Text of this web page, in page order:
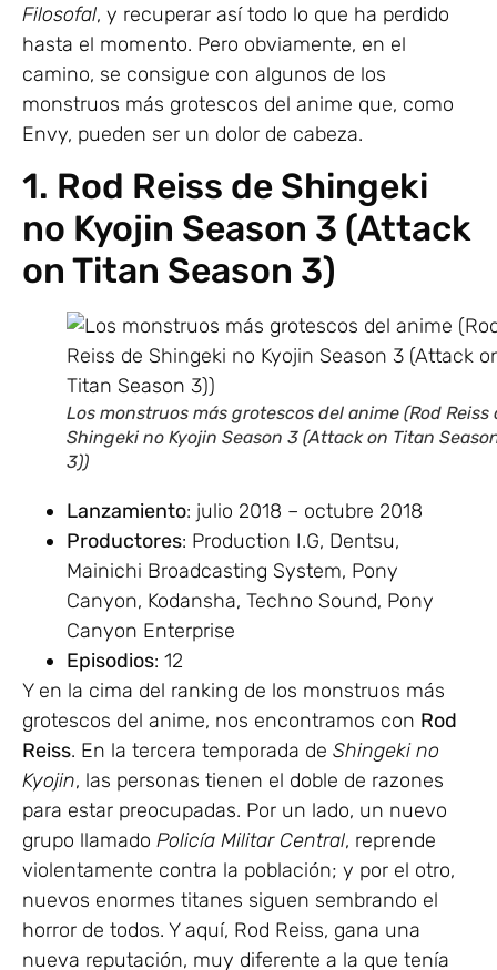
Filosofal, y recuperar así todo lo que ha perdido
hasta el momento. Pero obviamente, en el
camino, se consigue con algunos de los
monstruos más grotescos del anime que, como
Envy, pueden ser un dolor de cabeza.
1. Rod Reiss de Shingeki
no Kyojin Season 3 (Attack
on Titan Season 3)
Los monstruos más grotescos del anime (Rod Reiss
Shingeki no Kyojin Season 3 (Attack on Titan
3))
Lanzamiento: julio 2018 – octubre 2018
Productores: Production I.G, Dentsu,
Mainichi Broadcasting System, Pony
Canyon, Kodansha, Techno Sound, Pony
Canyon Enterprise
Episodios: 12
Y en la cima del ranking de los monstruos más
grotescos del anime, nos encontramos con Rod
Reiss. En la tercera temporada de Shingeki no
Kyojin, las personas tienen el doble de razones
para estar preocupadas. Por un lado, un nuevo
grupo llamado Policía Militar Central, reprende
violentamente contra la población; y por el otro,
nuevos enormes titanes siguen sembrando el
horror de todos. Y aquí, Rod Reiss, gana una
nueva reputación, muy diferente a la que tenía